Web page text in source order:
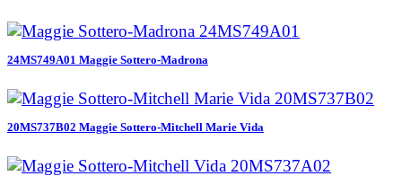
24MS749A01 Maggie Sottero-Madrona
20MS737B02 Maggie Sottero-Mitchell Marie Vida